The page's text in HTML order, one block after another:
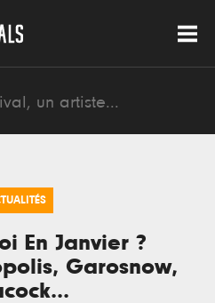
En Janvier ?
Garosnow,